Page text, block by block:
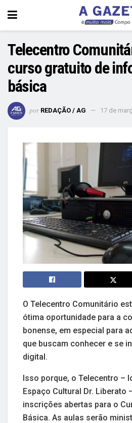
Telecentro
curso gratuito de
básica
por REDAÇÃO / AG 17 de
O Telecentro Comunitário
ótima oportunidade para a
bonense, em especial para
que buscam conhecer e se
digital.
Isso porque, o Telecentro –
Espaço Cultural Dr. Liberato
inscrições abertas para o
Básica. As aulas serão